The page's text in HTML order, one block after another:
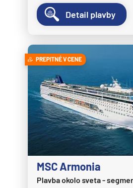
Detail plavby
PREPITNÉ V CENE
MSC Armonia
Plavba okolo sveta -